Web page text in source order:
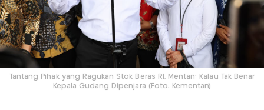
Tantang Pihak yang Ragukan Stok Beras RI, Mentan: Kalau Tak Benar
Kepala Gudang Dipenjara (Foto: Kementan)